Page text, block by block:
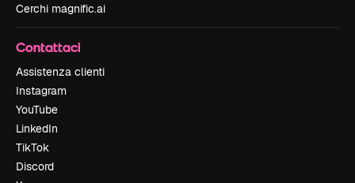
Cerchi magnific.ai
Contattaci
Assistenza clienti
Instagram
YouTube
LinkedIn
TikTok
Discord